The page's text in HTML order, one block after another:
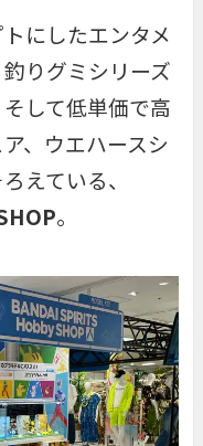
にしたエンタメ
りグミシリーズ
して低単価で高
、ウエハースシ
えている、
。